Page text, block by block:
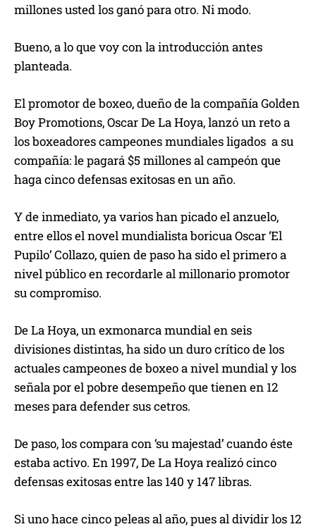
millones usted los ganó para otro. Ni modo.
Bueno, a lo que voy con la introducción antes
planteada.
El promotor de boxeo, dueño de la compañía Golden
Boy Promotions, Oscar De La Hoya, lanzó un reto a
los boxeadores campeones mundiales ligados a su
compañía: le pagará $5 millones al campeón que
haga cinco defensas exitosas en un año.
Y de inmediato, ya varios han picado el anzuelo,
entre ellos el novel mundialista boricua Oscar ‘El
Pupilo’ Collazo, quien de paso ha sido el primero a
nivel público en recordarle al millonario promotor
su compromiso.
De La Hoya, un exmonarca mundial en seis
divisiones distintas, ha sido un duro crítico de los
actuales campeones de boxeo a nivel mundial y los
señala por el pobre desempeño que tienen en 12
meses para defender sus cetros.
De paso, los compara con ‘su majestad’ cuando éste
estaba activo. En 1997, De La Hoya realizó cinco
defensas exitosas entre las 140 y 147 libras.
Si uno hace cinco peleas al año, pues al dividir los 12